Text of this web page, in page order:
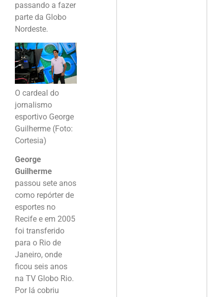
passando a fazer
parte da Globo
Nordeste.
O cardeal do
jornalismo
esportivo George
Guilherme (Foto:
Cortesia)
George
Guilherme
passou sete anos
como repórter de
esportes no
Recife e em 2005
foi transferido
para o Rio de
Janeiro, onde
ficou seis anos
na TV Globo Rio.
Por lá cobriu